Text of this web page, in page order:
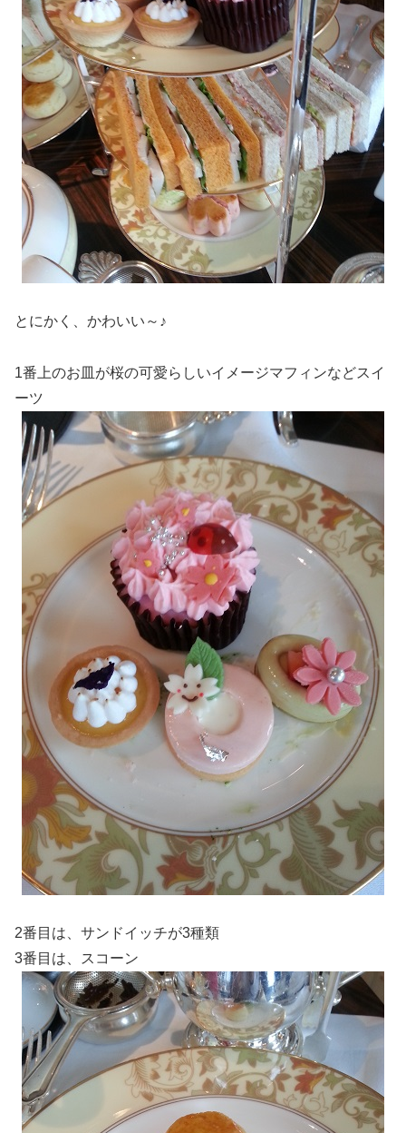
とにかく、かわいい～♪
1番上のお皿が桜の可愛らしいイメージマフィンなどスイ
ーツ
2番目は、サンドイッチが3種類
3番目は、スコーン